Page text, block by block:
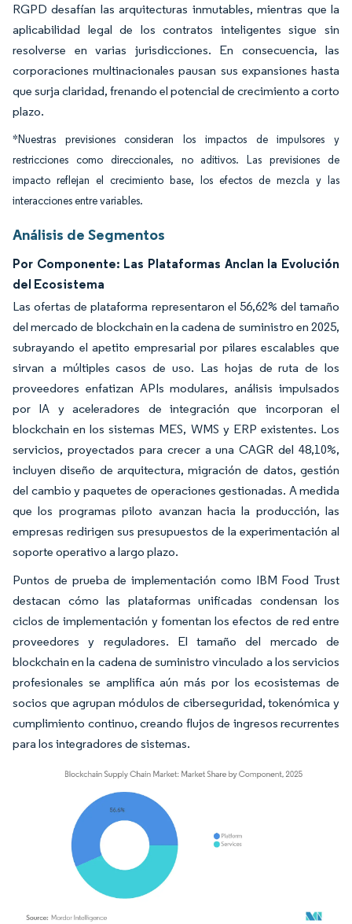
RGPD desafían las arquitecturas inmutables, mientras que la
aplicabilidad legal de los contratos inteligentes sigue sin
resolverse en varias jurisdicciones. En consecuencia, las
corporaciones multinacionales pausan sus expansiones hasta
que surja claridad, frenando el potencial de crecimiento a corto
plazo.
*Nuestras previsiones consideran los impactos de impulsores y
restricciones como direccionales, no aditivos. Las previsiones de
impacto reflejan el crecimiento base, los efectos de mezcla y las
interacciones entre variables.
Análisis de Segmentos
Por Componente: Las Plataformas Anclan la Evolución
del Ecosistema
Las ofertas de plataforma representaron el 56,62% del tamaño
del mercado de blockchain en la cadena de suministro en 2025,
subrayando el apetito empresarial por pilares escalables que
sirvan a múltiples casos de uso. Las hojas de ruta de los
proveedores enfatizan APIs modulares, análisis impulsados
por IA y aceleradores de integración que incorporan el
blockchain en los sistemas MES, WMS y ERP existentes. Los
servicios, proyectados para crecer a una CAGR del 48,10%,
incluyen diseño de arquitectura, migración de datos, gestión
del cambio y paquetes de operaciones gestionadas. A medida
que los programas piloto avanzan hacia la producción, las
empresas redirigen sus presupuestos de la experimentación al
soporte operativo a largo plazo.
Puntos de prueba de implementación como IBM Food Trust
destacan cómo las plataformas unificadas condensan los
ciclos de implementación y fomentan los efectos de red entre
proveedores y reguladores. El tamaño del mercado de
blockchain en la cadena de suministro vinculado a los servicios
profesionales se amplifica aún más por los ecosistemas de
socios que agrupan módulos de ciberseguridad, tokenómica y
cumplimiento continuo, creando flujos de ingresos recurrentes
para los integradores de sistemas.